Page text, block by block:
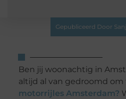
Gepubliceerd Door
Ben jij woonachtig in
altijd al van gedroomd om
motorrijles Amsterdam?